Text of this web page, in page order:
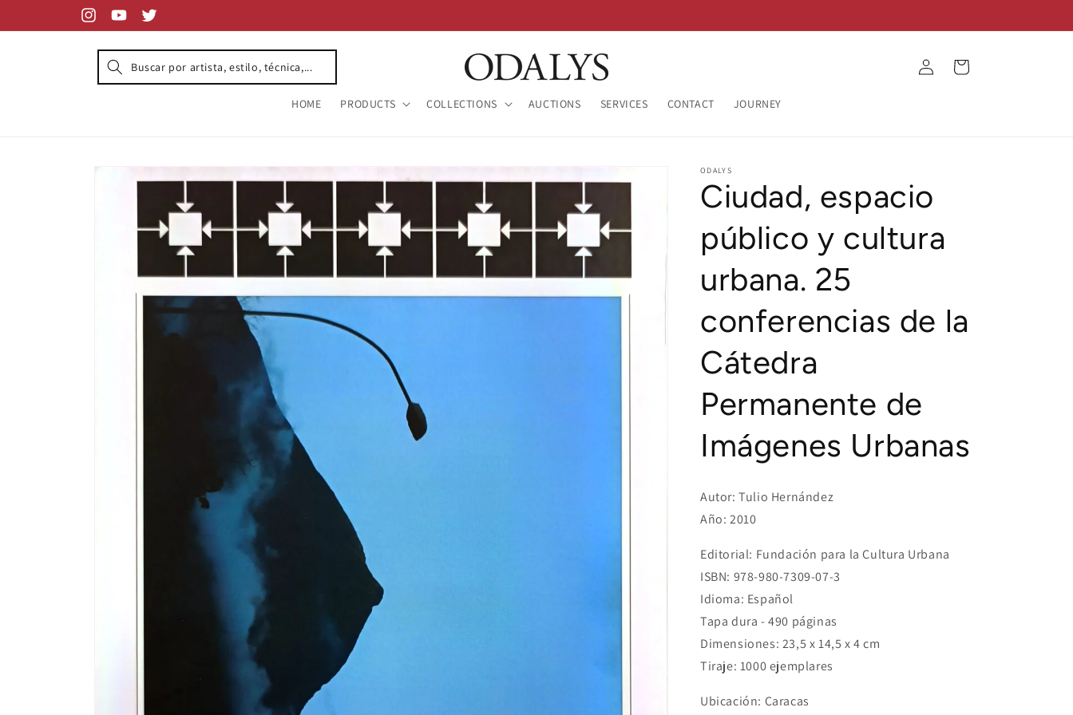
InstagramYouTubeTwitter
HOME PRODUCTS COLLECTIONS AUCTIONS SERVICES CONTACT JOURNEY
Log
in
Cart
Skip to
product
information
ODALYS
Ciudad, espacio
público y cultura
urbana. 25
conferencias de la
Cátedra
Permanente de
Imágenes Urbanas
Autor: Tulio Hernández
Año: 2010
Editorial: Fundación para la Cultura Urbana
ISBN: 978-980-7309-07-3
Idioma: Español
Tapa dura - 490 páginas
Dimensiones: 23,5 x 14,5 x 4 cm
Tiraje: 1000 ejemplares
Ubicación: Caracas